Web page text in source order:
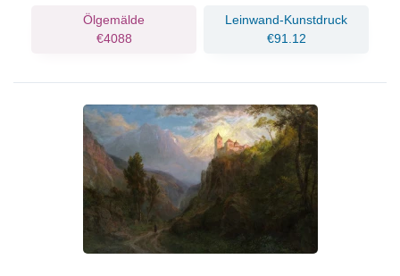
Ölgemälde
€4088
Leinwand-Kunstdruck
€91.12